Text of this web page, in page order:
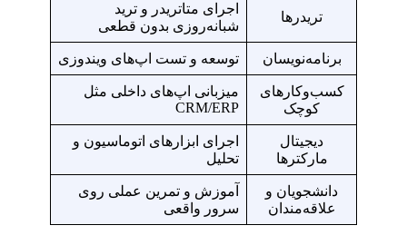
تریدرها
اجرای متاتریدر و ترید
شبانه‌روزی بدون قطعی
برنامه‌نویسان توسعه و تست اپ‌های ویندوزی
کسب‌وکارهای
کوچک
میزبانی اپ‌های داخلی مثل
CRM/ERP
دیجیتال
مارکترها
اجرای ابزارهای اتوماسیون و
تحلیل
دانشجویان و
علاقه‌مندان
آموزش و تمرین عملی روی
سرور واقعی